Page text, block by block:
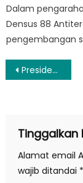
Dalam
Densus 88
pengembangan
Navigasi
Presiden: Anggaran Besar Harus Beri Daya Ungkit bagi Perekonomian
Tinggalkan
Alamat email
wajib ditandai *